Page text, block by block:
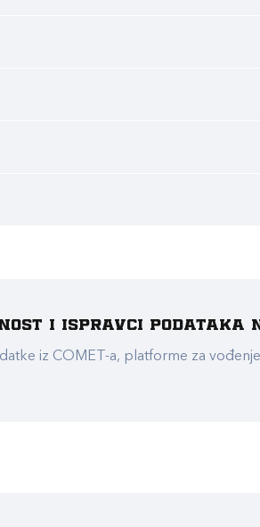
i ispravci podataka
iz COMET-a, platforme za